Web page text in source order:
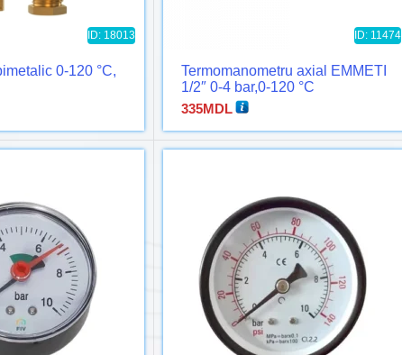
ID: 18013
0-120 °C,
ID: 11474
Termomanometru axial EMMETI
1/2″ 0-4 bar,0-120 °C
335MDL